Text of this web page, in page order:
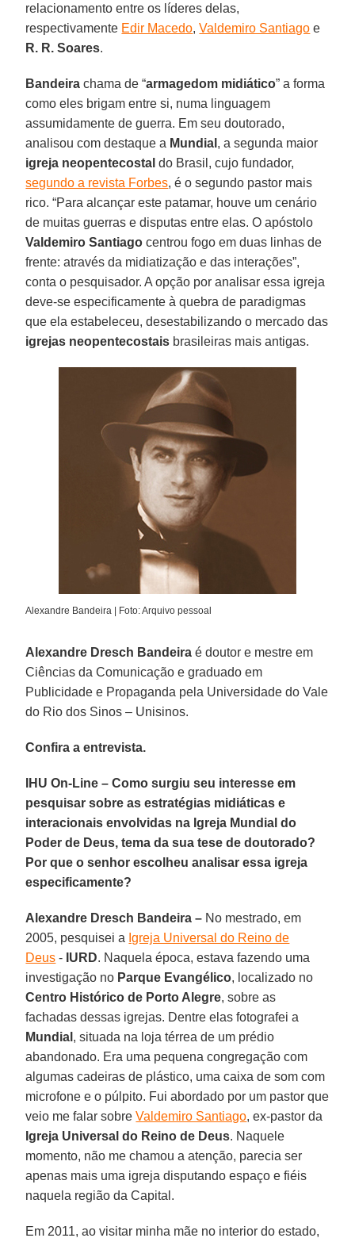
relacionamento entre os líderes delas,
respectivamente Edir Macedo,Valdemiro Santiago e
R. R. Soares.
Bandeira chama de “armagedom midiático” a forma
como eles brigam entre si, numa linguagem
assumidamente de guerra. Em seu doutorado,
analisou com destaque a Mundial , a segunda maior
igreja neopentecostal do Brasil, cujo fundador,
segundo a revista Forbes, é o segundo pastor mais
rico. “Para alcançar este patamar, houve um cenário
de muitas guerras e disputas entre elas. O apóstolo
Valdemiro Santiago centrou fogo em duas linhas de
frente: através da midiatização e das interações”,
conta o pesquisador. A opção por analisar essa igreja
deve-se especificamente à quebra de paradigmas
que ela estabeleceu, desestabilizando o mercado das
igrejas neopentecostais brasileiras mais antigas.
Alexandre Bandeira | Foto: Arquivo pessoal
Alexandre Dresch Bandeira é doutor e mestre em
Ciências da Comunicação e graduado em
Publicidade e Propaganda pela Universidade do Vale
do Rio dos Sinos – Unisinos.
Confira a entrevista.
IHU On-Line – Como surgiu seu interesse em
pesquisar sobre as estratégias midiáticas e
interacionais envolvidas na Igreja Mundial do
Poder de Deus, tema da sua tese de doutorado?
Por que o senhor escolheu analisar essa igreja
especificamente?
Alexandre Dresch Bandeira – No mestrado, em
2005, pesquisei a Igreja Universal do Reino de
Deus - IURD. Naquela época, estava fazendo uma
investigação no Parque Evangélico, localizado no
Centro Histórico de Porto Alegre, sobre as
fachadas dessas igrejas. Dentre elas fotografei a
Mundial , situada na loja térrea de um prédio
abandonado. Era uma pequena congregação com
algumas cadeiras de plástico, uma caixa de som com
microfone e o púlpito. Fui abordado por um pastor que
veio me falar sobreValdemiro Santiago, ex-pastor da
Igreja Universal do Reino de Deus. Naquele
momento, não me chamou a atenção, parecia ser
apenas mais uma igreja disputando espaço e fiéis
naquela região da Capital.
Em 2011, ao visitar minha mãe no interior do estado,